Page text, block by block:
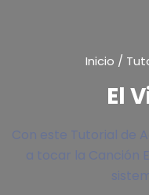
Inicio /
El
Con este Tutorial de
a tocar la Canción